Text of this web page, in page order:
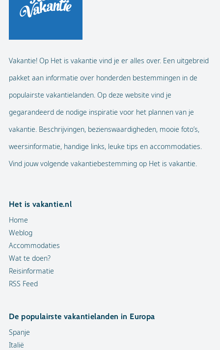
Vakantie! Op Het is vakantie vind je er alles over. Een uitgebreid
pakket aan informatie over honderden bestemmingen in de
populairste vakantielanden. Op deze website vind je
gegarandeerd de nodige inspiratie voor het plannen van je
vakantie. Beschrijvingen, bezienswaardigheden, mooie foto’s,
weersinformatie, handige links, leuke tips en accommodaties.
Vind jouw volgende vakantiebestemming op Het is vakantie.
Het is vakantie.nl
Home
Weblog
Accommodaties
Wat te doen?
Reisinformatie
RSS Feed
De populairste vakantielanden in Europa
Spanje
Italië